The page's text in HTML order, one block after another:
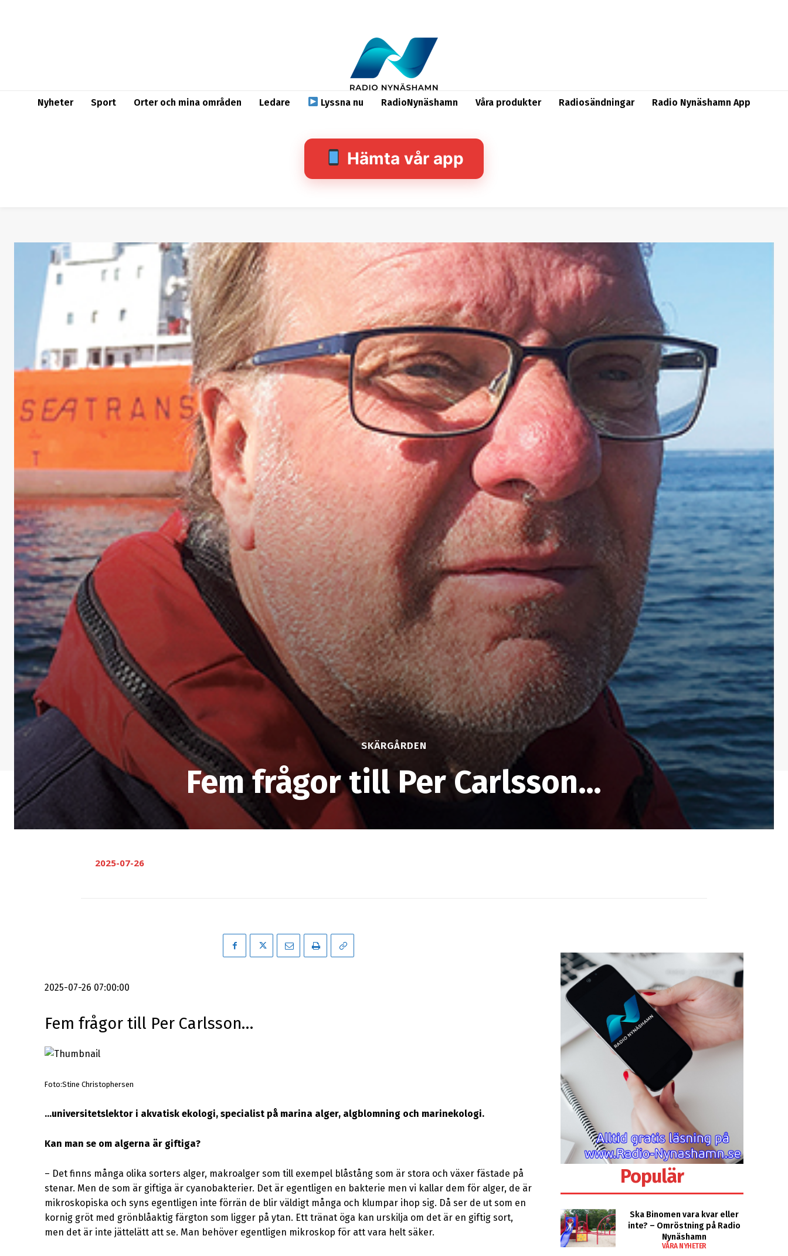
Nyheter Sport Orter och mina områden Ledare Lyssna nu RadioNynäshamn Våra produkter Radiosändningar Radio Nynäshamn App
Hämta vår app
SKÄRGÅRDEN
Fem frågor till Per Carlsson…
2025-07-26
2025-07-26 07:00:00
Fem frågor till Per Carlsson…
Foto:Stine Christophersen
…universitetslektor i akvatisk ekologi, specialist på marina alger, algblomning och marinekologi.
Kan man se om algerna är giftiga?
– Det finns många olika sorters alger, makroalger som till exempel blåstång som är stora och växer fästade på
stenar. Men de som är giftiga är cyanobakterier. Det är egentligen en bakterie men vi kallar dem för alger, de är
mikroskopiska och syns egentligen inte förrän de blir väldigt många och klumpar ihop sig. Då ser de ut som en
kornig gröt med grönblåaktig färgton som ligger på ytan. Ett tränat öga kan urskilja om det är en giftig sort,
men det är inte jättelätt att se. Man behöver egentligen mikroskop för att vara helt säker.
Populär
Ska Binomen vara kvar eller
inte? – Omröstning på Radio
Nynäshamn
VÅRA NYHETER